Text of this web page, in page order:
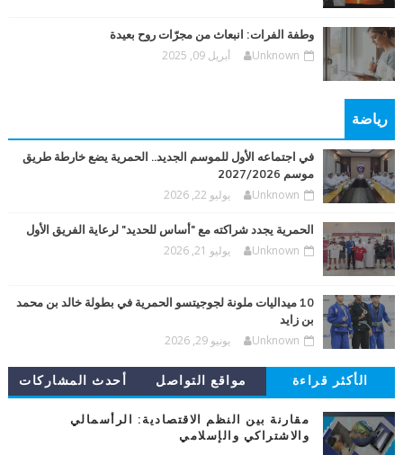
وطفة الفرات: انبعاث من مجرّات روح بعيدة
Unknown أبريل 09, 2025
رياضة
في اجتماعه الأول للموسم الجديد.. الحمرية يضع خارطة طريق
موسم 2027/2026
Unknown يوليو 22, 2026
الحمرية يجدد شراكته مع "أساس للحديد" لرعاية الفريق الأول
Unknown يوليو 21, 2026
10 ميداليات ملونة لجوجيتسو الحمرية في بطولة خالد بن محمد
بن زايد
Unknown يونيو 29, 2026
الأكثر قراءة مواقع التواصل أحدث المشاركات
مقارنة بين النظم الاقتصادية: الرأسمالي
والاشتراكي والإسلامي